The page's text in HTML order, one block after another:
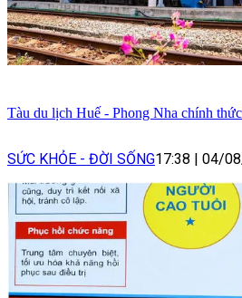
Tàu du lịch Huế - Phong Nha chính
SỨC KHỎE - ĐỜI SỐNG17:38 | 04/